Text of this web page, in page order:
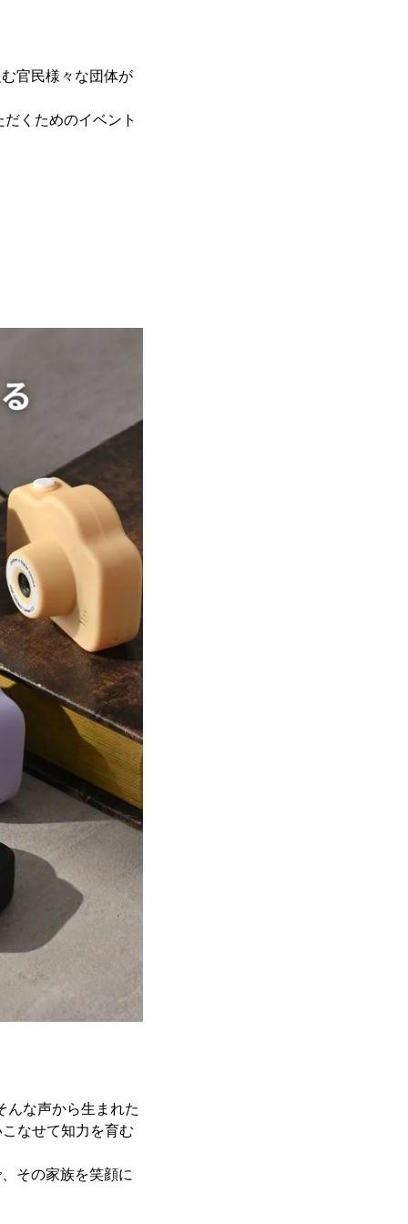
官民様々な団体が
くためのイベント
んな声から生まれた
なせて知力を育む
その家族を笑顔に